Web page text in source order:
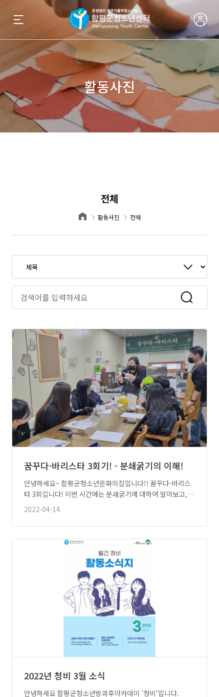
활동사진
전체
활동사진 전체
꿈꾸다-바리스타 3회기! - 분쇄굵기의 이해!
안녕하세요~ 함평군청소년문화의집입니다!! 꿈꾸다-바리스
타 3회깁니다! 이번 시간에는 분쇄굵기에 대하여 알아보고,
…
2022-04-14
2022년 청비 3월 소식
안녕하세요 함평군청소년방과후아카데미 '청비'입니다.